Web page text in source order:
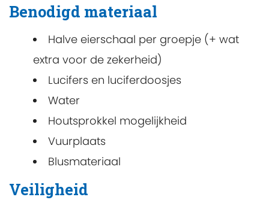
Benodigd materiaal
Halve eierschaal per groepje (+ wat
extra voor de zekerheid)
Lucifers en luciferdoosjes
Water
Houtsprokkel mogelijkheid
Vuurplaats
Blusmateriaal
Veiligheid